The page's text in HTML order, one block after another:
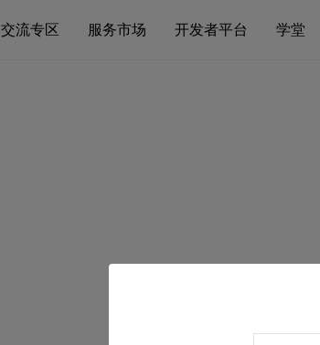
交流专区 服务市场 开发者平台 学堂